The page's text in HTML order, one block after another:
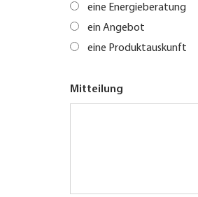
eine Energieberatung
ein Angebot
eine Produktauskunft
Mitteilung